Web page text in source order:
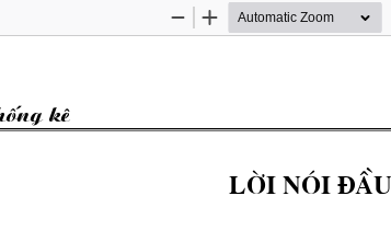
Zoom
Zoom
kª
Lêi nãi ®Çu